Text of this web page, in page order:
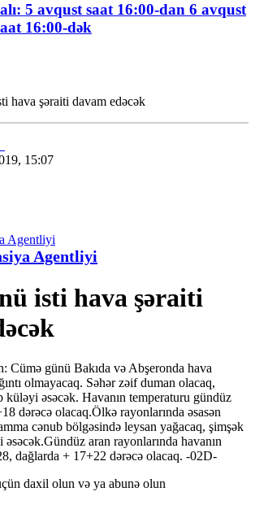
5 avqust saat 16:00-dan 6 avqust
16:00-dək
hava şəraiti davam edəcək
15:07
Agentliyi
isti hava şəraiti
Cümə günü Bakıda və Abşeronda hava
olmayacaq. Səhər zəif duman olacaq,
küləyi əsəcək. Havanın temperaturu gündüz
dərəcə olacaq.Ölkə rayonlarında əsasən
cənub bölgəsində leysan yağacaq, şimşək
aran rayonlarında havanın
dağlarda + 17+22 dərəcə olacaq. -02D-
daxil olun və ya abunə olun